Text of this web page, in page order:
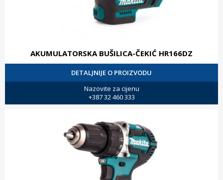
AKUMULATORSKA BUŠILICA-ČEKIĆ HR166DZ
DETALJNIJE O PROIZVODU
Nazovite za cijenu
+387 32 460 333